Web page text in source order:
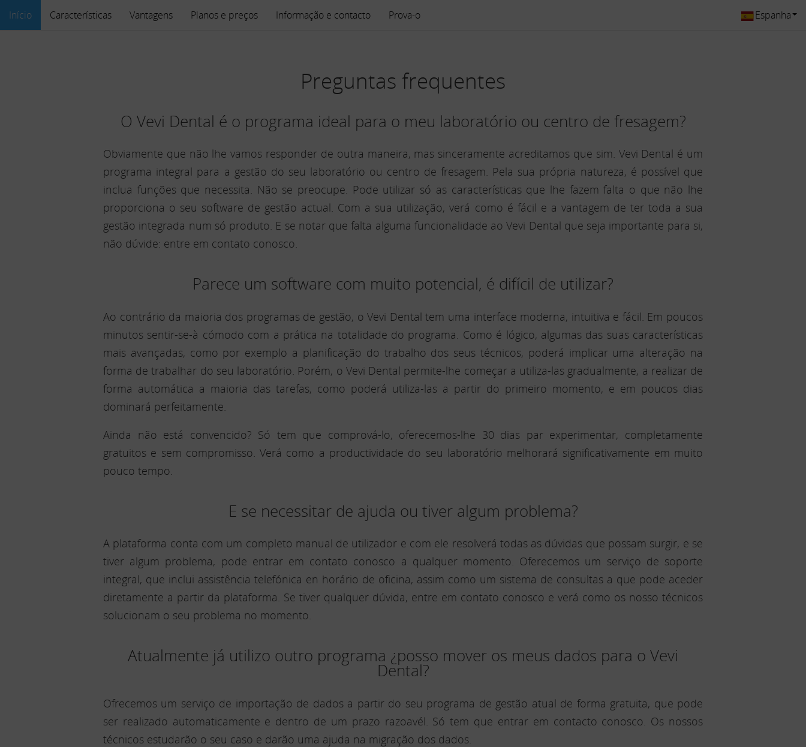
Início Características Vantagens Planos e preços Informação e contacto Prova-o Espanha
Preguntas frequentes
O Vevi Dental é o programa ideal para o meu laboratório ou centro de fresagem?
Obviamente que não lhe vamos responder de outra maneira, mas sinceramente acreditamos que sim. Vevi Dental é um
programa integral para a gestão do seu laboratório ou centro de fresagem. Pela sua própria natureza, é possível que
inclua funções que necessita. Não se preocupe. Pode utilizar só as características que lhe fazem falta o que não lhe
proporciona o seu software de gestão actual. Com a sua utilização, verá como é fácil e a vantagem de ter toda a sua
gestão integrada num só produto. E se notar que falta alguma funcionalidade ao Vevi Dental que seja importante para si,
não dúvide: entre em contato conosco.
Parece um software com muito potencial, é difícil de utilizar?
Ao contrário da maioria dos programas de gestão, o Vevi Dental tem uma interface moderna, intuitiva e fácil. Em poucos
minutos sentir-se-à cómodo com a prática na totalidade do programa. Como é lógico, algumas das suas características
mais avançadas, como por exemplo a planificação do trabalho dos seus técnicos, poderá implicar uma alteração na
forma de trabalhar do seu laboratório. Porém, o Vevi Dental permite-lhe começar a utiliza-las gradualmente, a realizar de
forma automática a maioria das tarefas, como poderá utiliza-las a partir do primeiro momento, e em poucos dias
dominará perfeitamente.
Ainda não está convencido? Só tem que comprová-lo, oferecemos-lhe 30 dias par experimentar, completamente
gratuitos e sem compromisso. Verá como a productividade do seu laboratório melhorará significativamente em muito
pouco tempo.
E se necessitar de ajuda ou tiver algum problema?
A plataforma conta com um completo manual de utilizador e com ele resolverá todas as dúvidas que possam surgir, e se
tiver algum problema, pode entrar em contato conosco a qualquer momento. Oferecemos um serviço de soporte
integral, que inclui assistência telefónica en horário de oficina, assim como um sistema de consultas a que pode aceder
diretamente a partir da plataforma. Se tiver qualquer dúvida, entre em contato conosco e verá como os nosso técnicos
solucionam o seu problema no momento.
Atualmente já utilizo outro programa ¿posso mover os meus dados para o Vevi
Dental?
Ofrecemos um serviço de importação de dados a partir do seu programa de gestão atual de forma gratuita, que pode
ser realizado automaticamente e dentro de um prazo razoavél. Só tem que entrar em contacto conosco. Os nossos
técnicos estudarão o seu caso e darão uma ajuda na migração dos dados.